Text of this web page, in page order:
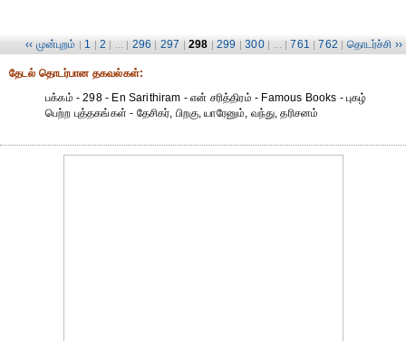
‹‹ முன்புறம் | 1 | 2 | ... | 296 | 297 | 298 | 299 | 300 | ... | 761 | 762 | தொடர்ச்சி ››
தேட‌ல் தொட‌ர்பான தகவ‌ல்க‌ள்:
பக்கம் - 298 - En Sarithiram - என் சரித்திரம் - Famous Books - புகழ்
பெற்ற புத்தகங்கள் - தேசிகர், பிறகு, யாரேனும், வந்து, தரிசனம்